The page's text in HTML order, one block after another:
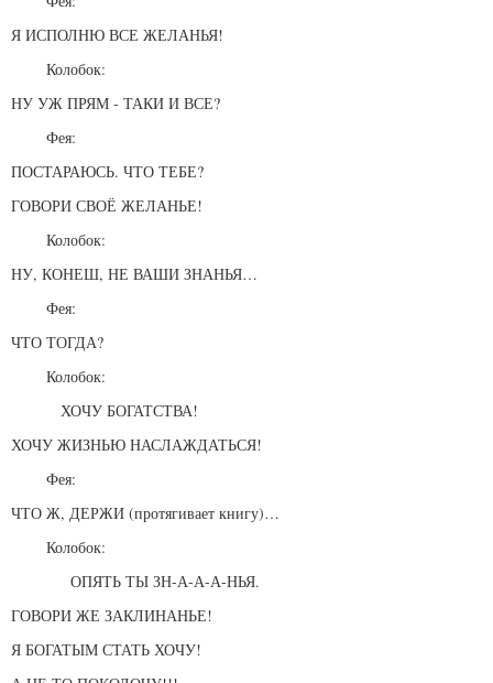
Я ИСПОЛНЮ ВСЕ ЖЕЛАНЬЯ!
Колобок:
НУ УЖ ПРЯМ - ТАКИ И ВСЕ?
Фея:
ПОСТАРАЮСЬ. ЧТО ТЕБЕ?
ГОВОРИ СВОЁ ЖЕЛАНЬЕ!
Колобок:
НУ, КОНЕШ, НЕ ВАШИ ЗНАНЬЯ…
Фея:
ЧТО ТОГДА?
Колобок:
ХОЧУ БОГАТСТВА!
ХОЧУ ЖИЗНЬЮ НАСЛАЖДАТЬСЯ!
Фея:
ЧТО Ж, ДЕРЖИ (протягивает книгу)…
Колобок:
ОПЯТЬ ТЫ ЗН-А-А-А-НЬЯ.
ГОВОРИ ЖЕ ЗАКЛИНАНЬЕ!
Я БОГАТЫМ СТАТЬ ХОЧУ!